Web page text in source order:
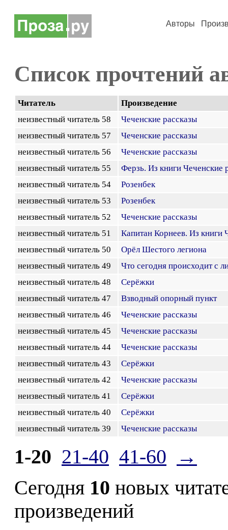
Авторы
Список прочтений
Читатель
Произведение
неизвестный читатель 58
Чеченские рассказы
неизвестный читатель 57
Чеченские рассказы
неизвестный читатель 56
Чеченские рассказы
неизвестный читатель 55
Ферзь. Из книги Чеченские
неизвестный читатель 54
Розенбек
неизвестный читатель 53
Розенбек
неизвестный читатель 52
Чеченские рассказы
неизвестный читатель 51
Капитан Корнеев. Из книги
неизвестный читатель 50
Орёл Шестого легиона
неизвестный читатель 49
Что сегодня происходит с
неизвестный читатель 48
Серёжки
неизвестный читатель 47
Взводный опорный пункт
неизвестный читатель 46
Чеченские рассказы
неизвестный читатель 45
Чеченские рассказы
неизвестный читатель 44
Чеченские рассказы
неизвестный читатель 43
Серёжки
неизвестный читатель 42
Чеченские рассказы
неизвестный читатель 41
Серёжки
неизвестный читатель 40
Серёжки
неизвестный читатель 39
Чеченские рассказы
1-20 21-40 41-60
→
Сегодня 10 новых
произведений